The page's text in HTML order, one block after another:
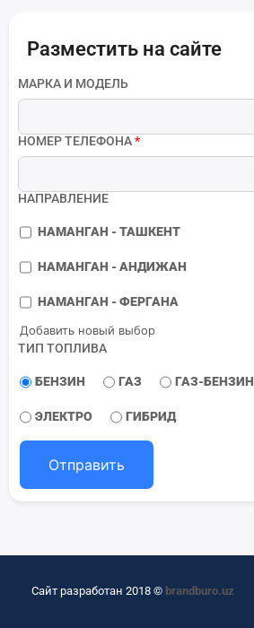
Разместить на сайте
МАРКА И МОДЕЛЬ
НОМЕР ТЕЛЕФОНА*
НАПРАВЛЕНИЕ
НАМАНГАН - ТАШКЕНТ
НАМАНГАН - АНДИЖАН
НАМАНГАН - ФЕРГАНА
Добавить новый выбор
ТИП ТОПЛИВА
БЕНЗИН ГАЗ ГАЗ-БЕНЗИН
ЭЛЕКТРО ГИБРИД
Отправить
Сайт разработан 2018 © brandburo.uz